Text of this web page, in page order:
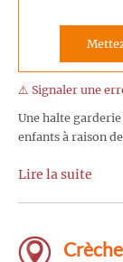
⚠️ Signaler une
Une halte
enfants à raison
Lire la suite